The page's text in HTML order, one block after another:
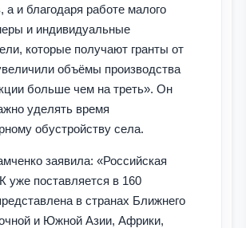
а и благодаря работе малого
и индивидуальные
которые получают гранты от
объёмы производства
больше чем на треть». Он
уделять время
обустройству села.
заявила: «Российская
уже поставляется в 160
в странах Ближнего
и Южной Азии, Африки,